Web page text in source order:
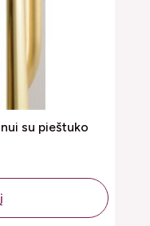
su pieštuko